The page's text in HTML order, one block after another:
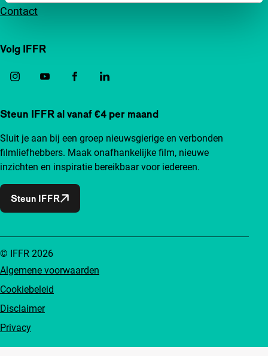
Contact
Volg IFFR
Steun IFFR al vanaf €4 per maand
Sluit je aan bij een groep nieuwsgierige en verbonden
filmliefhebbers. Maak onafhankelijke film, nieuwe
inzichten en inspiratie bereikbaar voor iedereen.
Steun IFFR
Algemene voorwaarden
Cookiebeleid
Disclaimer
Privacy
© IFFR 2026